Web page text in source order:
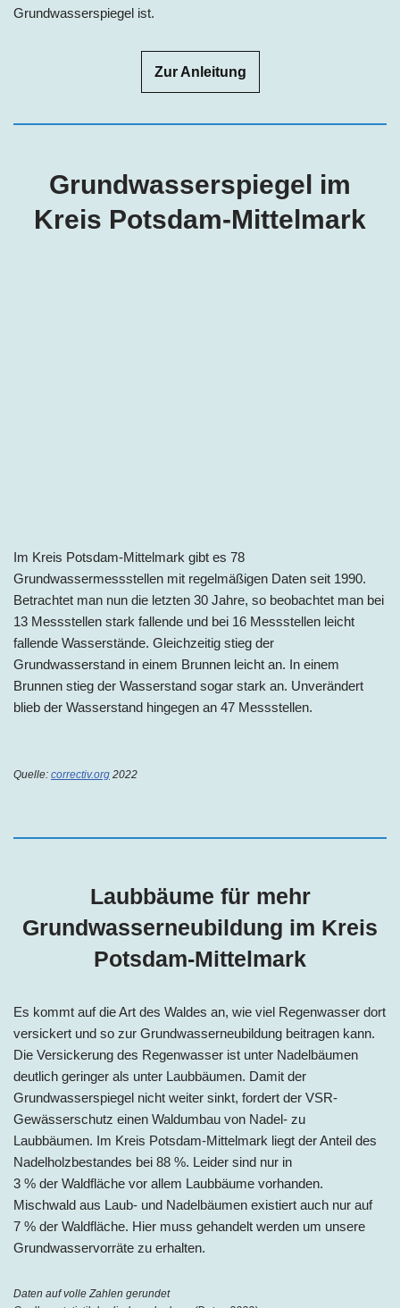
Grundwasserspiegel ist.
Zur Anleitung
Grundwasserspiegel im
Kreis Potsdam-Mittelmark
Im Kreis Potsdam-Mittelmark gibt es 78
Grundwassermessstellen mit regelmäßigen Daten seit 1990.
Betrachtet man nun die letzten 30 Jahre, so beobachtet man bei
13 Messstellen stark fallende und bei 16 Messstellen leicht
fallende Wasserstände. Gleichzeitig stieg der
Grundwasserstand in einem Brunnen leicht an. In einem
Brunnen stieg der Wasserstand sogar stark an. Unverändert
blieb der Wasserstand hingegen an 47 Messstellen.
Quelle: correctiv.org 2022
Laubbäume für mehr
Grundwasserneubildung im Kreis
Potsdam-Mittelmark
Es kommt auf die Art des Waldes an, wie viel Regenwasser dort
versickert und so zur Grundwasserneubildung beitragen kann.
Die Versickerung des Regenwasser ist unter Nadelbäumen
deutlich geringer als unter Laubbäumen. Damit der
Grundwasserspiegel nicht weiter sinkt, fordert der VSR-
Gewässerschutz einen Waldumbau von Nadel- zu
Laubbäumen. Im Kreis Potsdam-Mittelmark liegt der Anteil des
Nadelholzbestandes bei 88 %. Leider sind nur in
3 % der Waldfläche vor allem Laubbäume vorhanden.
Mischwald aus Laub- und Nadelbäumen existiert auch nur auf
7 % der Waldfläche. Hier muss gehandelt werden um unsere
Grundwasservorräte zu erhalten.
Daten auf volle Zahlen gerundet